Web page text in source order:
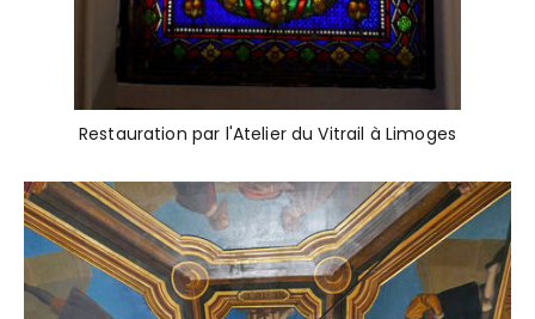
Restauration par l'Atelier du Vitrail à Limoges